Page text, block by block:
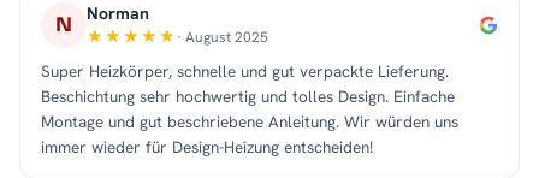
N Norman
· August 2025
Super Heizkörper, schnelle und gut verpackte Lieferung.
Beschichtung sehr hochwertig und tolles Design. Einfache
Montage und gut beschriebene Anleitung. Wir würden uns
immer wieder für Design-Heizung entscheiden!